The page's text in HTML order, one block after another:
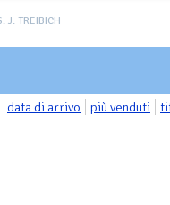
J. TREIBICH
data di arrivo più venduti